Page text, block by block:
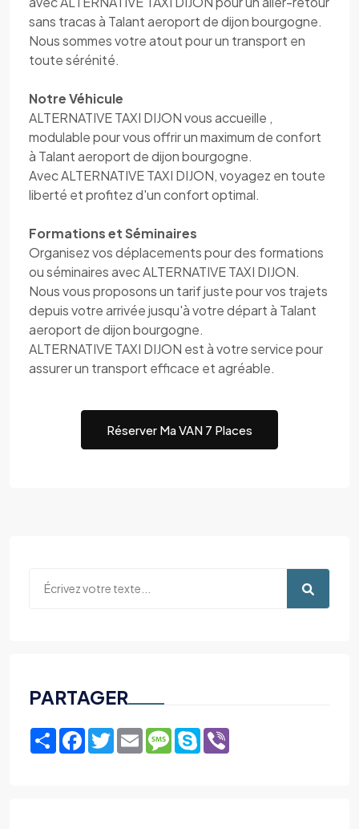
sans tracas à Talant aeroport de dijon bourgogne.
Nous sommes votre atout pour un transport en
toute sérénité.
Notre Véhicule
ALTERNATIVE TAXI DIJON vous accueille ,
modulable pour vous offrir un maximum de confort
à Talant aeroport de dijon bourgogne.
Avec ALTERNATIVE TAXI DIJON, voyagez en toute
liberté et profitez d'un confort optimal.
Formations et Séminaires
Organisez vos déplacements pour des formations
ou séminaires avec ALTERNATIVE TAXI DIJON.
Nous vous proposons un tarif juste pour vos trajets
depuis votre arrivée jusqu'à votre départ à Talant
aeroport de dijon bourgogne.
ALTERNATIVE TAXI DIJON est à votre service pour
assurer un transport efficace et agréable.
Réserver Ma VAN 7 Places
PARTAGER
ShareFacebook
TwitterEmailMessage
Skype